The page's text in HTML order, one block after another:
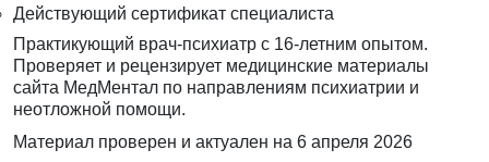
Действующий сертификат специалиста
Практикующий врач-психиатр с 16-летним опытом.
Проверяет и рецензирует медицинские материалы
сайта МедМентал по направлениям психиатрии и
неотложной помощи.
Материал проверен и актуален на 6 апреля 2026